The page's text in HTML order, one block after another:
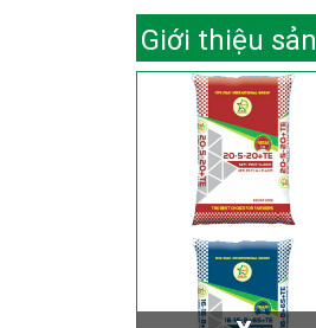
Giới thiệu sản
phẩm